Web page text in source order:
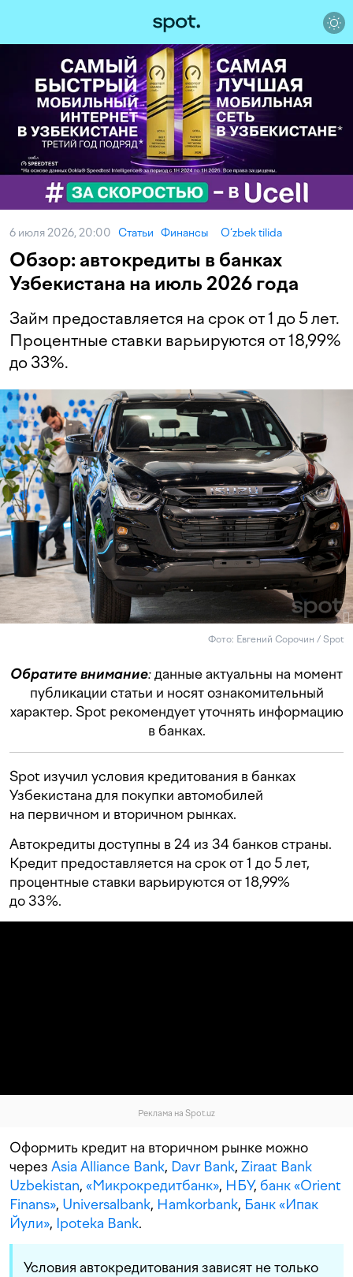
6 июля 2026, 20:00 Статьи Финансы O‘zbek tilida
Обзор: автокредиты в банках
Узбекистана на июль 2026 года
Займ предоставляется на срок от 1 до 5 лет.
Процентные ставки варьируются от 18,99%
до 33%.
Фото: Евгений Сорочин / Spot
Обратите внимание:данные актуальны на момент
публикации статьи и носят ознакомительный
характер. Spot рекомендует уточнять информацию
в банках.
Spot изучил условия кредитования в банках
Узбекистана для покупки автомобилей
на первичном и вторичном рынках.
Автокредиты доступны в 24 из 34 банков страны.
Кредит предоставляется на срок от 1 до 5 лет,
процентные ставки варьируются от 18,99%
до 33%.
Реклама на Spot.uz
Оформить кредит на вторичном рынке можно
через Asia Alliance Bank, Davr Bank, Ziraat Bank
Uzbekistan, «Микрокредитбанк», НБУ, банк «Orient
Finans», Universalbank, Hamkorbank, Банк «Ипак
Йули», Ipoteka Bank.
Условия автокредитования зависят не только